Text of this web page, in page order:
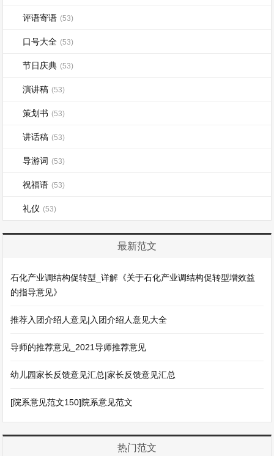
评语寄语 (53)
口号大全 (53)
节日庆典 (53)
演讲稿 (53)
策划书 (53)
讲话稿 (53)
导游词 (53)
祝福语 (53)
礼仪 (53)
最新范文
石化产业调结构促转型_详解《关于石化产业调结构促转型增效益
的指导意见》
推荐入团介绍人意见|入团介绍人意见大全
导师的推荐意见_2021导师推荐意见
幼儿园家长反馈意见汇总|家长反馈意见汇总
[院系意见范文150]院系意见范文
热门范文